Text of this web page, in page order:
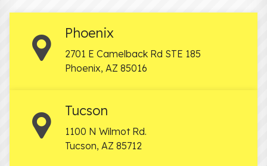
Phoenix
2701 E Camelback Rd STE 185
Phoenix, AZ 85016
Tucson
1100 N Wilmot Rd.
Tucson, AZ 85712